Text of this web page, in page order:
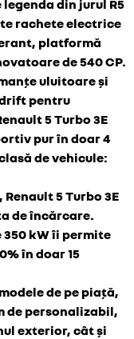
din jurul R5
rachete electrice
platformă
de 540 CP.
uluitoare și
pentru
5 Turbo 3E
pur în doar 4
de vehicule:
5 Turbo 3E
de încărcare.
350 kW îi permite
în doar 15
de pe piață,
de personalizabil,
exterior, cât și